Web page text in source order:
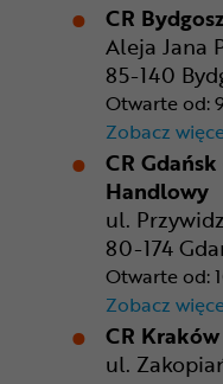
CR
Aleja Jana
85-140
Otwarte od:
Zobacz
CR
Handlowy
ul.
80-174
Otwarte od:
Zobacz
CR
ul.